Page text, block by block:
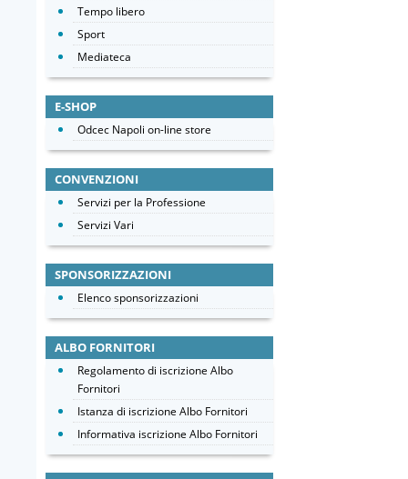
Tempo libero
Sport
Mediateca
E-SHOP
Odcec Napoli on-line store
CONVENZIONI
Servizi per la Professione
Servizi Vari
SPONSORIZZAZIONI
Elenco sponsorizzazioni
ALBO FORNITORI
Regolamento di iscrizione Albo
Fornitori
Istanza di iscrizione Albo Fornitori
Informativa iscrizione Albo Fornitori